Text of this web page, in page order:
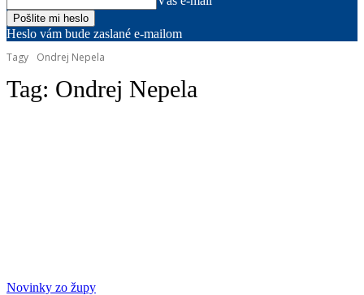
Heslo vám bude zaslané e-mailom
Tagy
Ondrej Nepela
Tag: Ondrej Nepela
Novinky zo župy